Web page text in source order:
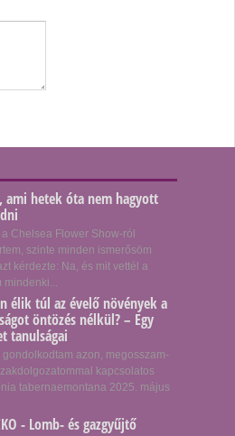
ami hetek óta nem hagyott
a Chelsea Flower Show-ról
szinte minden ismerősöm
kérdezte: Na, és mit vettél a
élik túl az évelő növények a
öntözés nélkül? – Egy
tanulságai
gondolkodtam azon, megosszam-
kapcsolatos
tabernaemontana 2025. május
- Lomb- és gazgyűjtő